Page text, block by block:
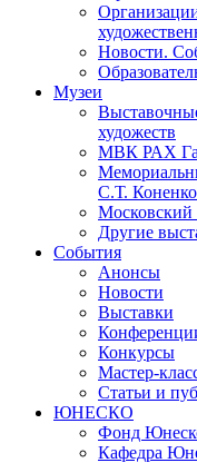
Новости.
Музеи
художеств
МВК РАХ
С.Т.
Московский
Другие
События
Анонсы
Новости
Выставки
Конкурсы
Мастер-
Статьи и
ЮНЕСКО
Фонд
Кафедра